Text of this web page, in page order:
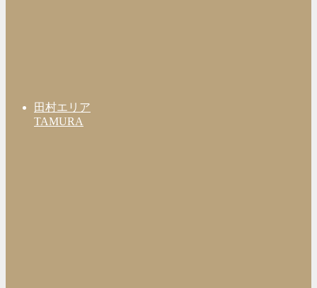
田村エリア
TAMURA